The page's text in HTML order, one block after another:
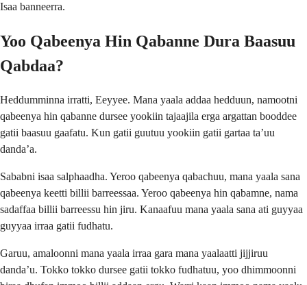
Isaa banneerra.
Yoo Qabeenya Hin Qabanne Dura Baasuu
Qabdaa?
Heddumminna irratti, Eeyyee. Mana yaala addaa hedduun, namootni
qabeenya hin qabanne dursee yookiin tajaajila erga argattan booddee
gatii baasuu gaafatu. Kun gatii guutuu yookiin gatii gartaa ta’uu
danda’a.
Sababni isaa salphaadha. Yeroo qabeenya qabachuu, mana yaala sana
qabeenya keetti billii barreessaa. Yeroo qabeenya hin qabamne, nama
sadaffaa billii barreessu hin jiru. Kanaafuu mana yaala sana ati guyyaa
guyyaa irraa gatii fudhatu.
Garuu, amaloonni mana yaala irraa gara mana yaalaatti jijjiruu
danda’u. Tokko tokko dursee gatii tokko fudhatuu, yoo dhimmoonni